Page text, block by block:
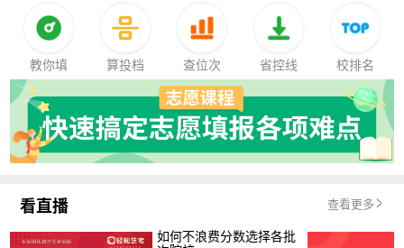
教你填 算投档 查位次 省控线 校排名
看直播 查看更多
如何不浪费分数选择各批